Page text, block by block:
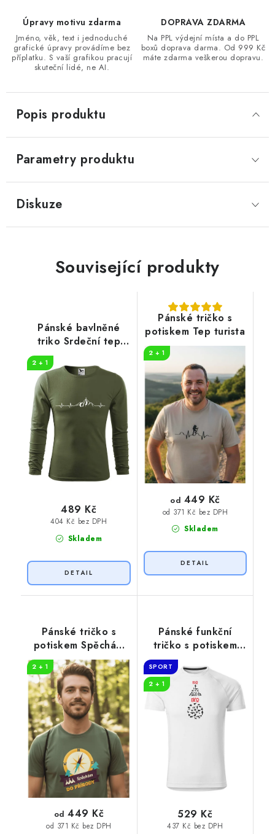
Úpravy motivu zdarma
Jméno, věk, text i jednoduché
grafické úpravy provádíme bez
příplatku. S vaší grafikou pracují
skuteční lidé, ne AI.
DOPRAVA ZDARMA
Na PPL výdejní místa a do PPL
boxů doprava darma. Od 999 Kč
máte zdarma veškerou dopravu.
Popis produktu
Parametry produktu
Diskuze
Související produkty
Pánské bavlněné
triko Srdeční tep
2 + 1
Skladem
404 Kč bez DPH
489 Kč
Pánské tričko s
potiskem Tep turista
2 + 1
Skladem
od 371 Kč bez DPH
od 449 Kč
Pánské tričko s
potiskem Spěchám
do přírody
2 + 1
od 371 Kč bez DPH
od 449 Kč
Pánské funkční
tričko s potiskem
EGO EKO
SPORT
2 + 1
437 Kč bez DPH
529 Kč